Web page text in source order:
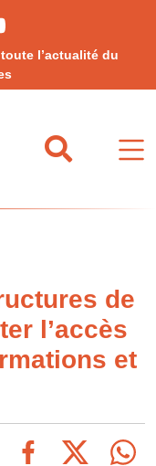
l’actualité du
de
l’accès
et